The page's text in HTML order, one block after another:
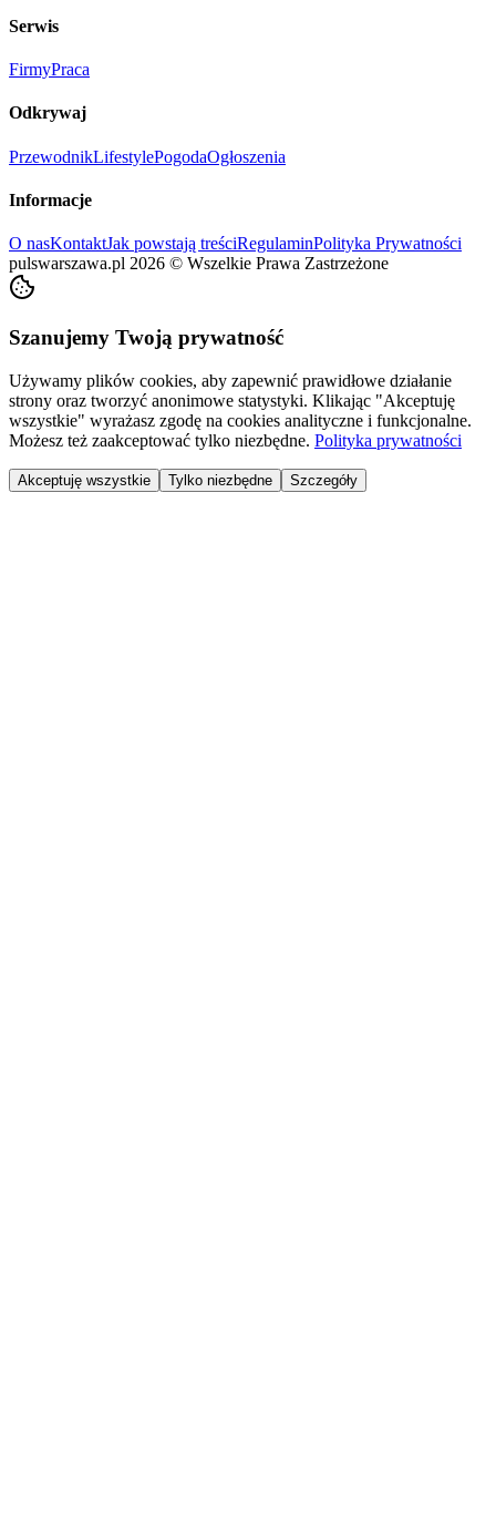
Serwis
FirmyPraca
Odkrywaj
PrzewodnikLifestylePogodaOgłoszenia
Informacje
O nasKontaktJak powstają treściRegulaminPolityka Prywatności
pulswarszawa.pl 2026 © Wszelkie Prawa Zastrzeżone
Szanujemy Twoją prywatność
Używamy plików cookies, aby zapewnić prawidłowe działanie
strony oraz tworzyć anonimowe statystyki. Klikając "Akceptuję
wszystkie" wyrażasz zgodę na cookies analityczne i funkcjonalne.
Możesz też zaakceptować tylko niezbędne. Polityka prywatności
Akceptuję wszystkie Tylko niezbędne Szczegóły